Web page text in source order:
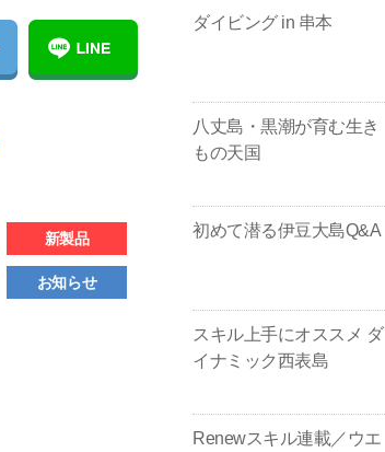
新製品
お知らせ
ダイビング in 串本
八丈島・黒潮が育む生き
もの天国
初めて潜る伊豆大島Q&A
スキル上手にオススメ ダ
イナミック西表島
Renewスキル連載／ウエ